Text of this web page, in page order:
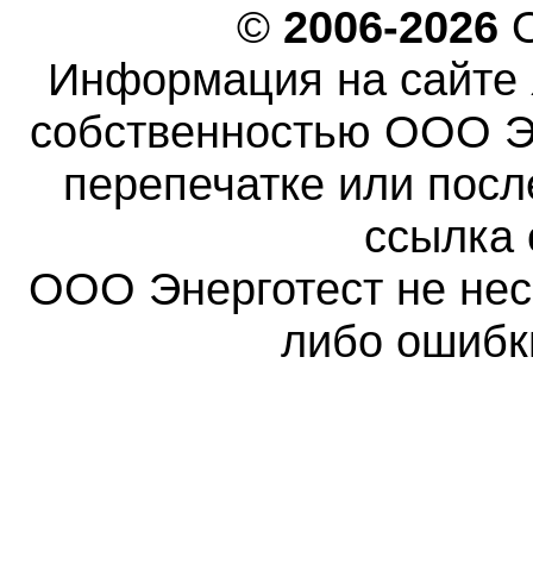
© 2006-2026
Информация на сайте
собственностью ООО
перепечатке или
ссылка
ООО Энерготест не
либо